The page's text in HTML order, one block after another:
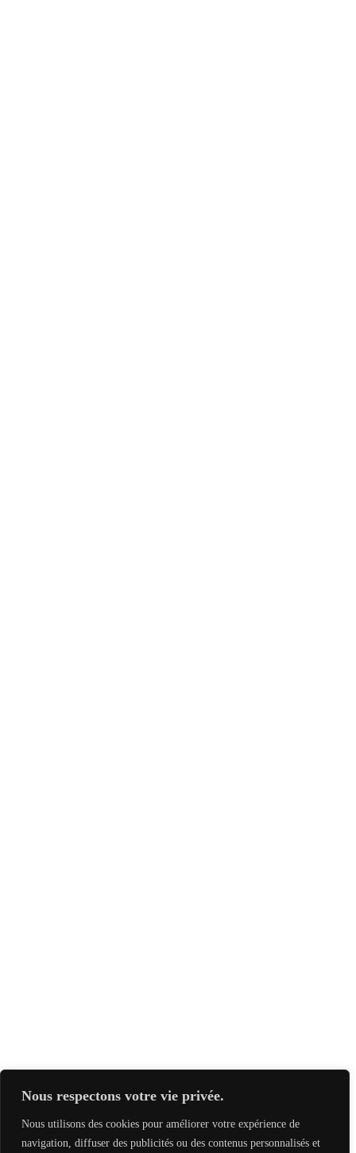
Nous respectons votre vie privée.
Nous utilisons des cookies pour améliorer votre expérience de
navigation, diffuser des publicités ou des contenus personnalisés et